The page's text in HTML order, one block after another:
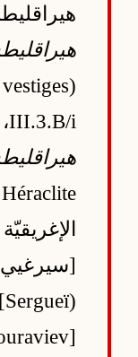
III.3.B/i،
[سيرغيي